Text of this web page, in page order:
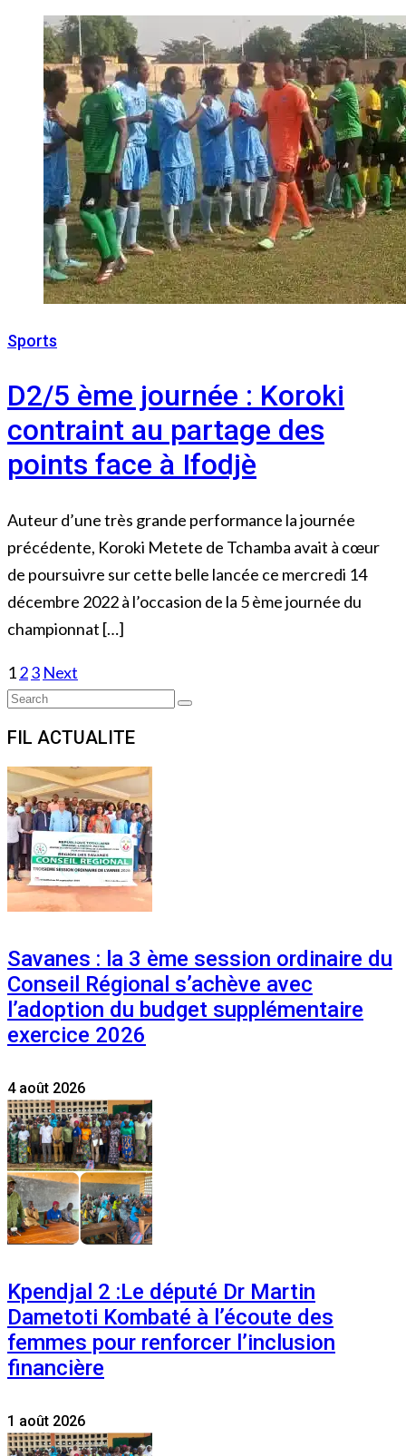
Sports
D2/5 ème journée : Koroki
contraint au partage des
points face à Ifodjè
Auteur d’une très grande performance la journée
précédente, Koroki Metete de Tchamba avait à cœur
de poursuivre sur cette belle lancée ce mercredi 14
décembre 2022 à l’occasion de la 5 ème journée du
championnat […]
Posts
navigation
123 Next
Search
Search
FIL ACTUALITE
Savanes : la 3 ème session ordinaire du
Conseil Régional s’achève avec
l’adoption du budget supplémentaire
exercice 2026
4 août 2026
Kpendjal 2 :Le député Dr Martin
Dametoti Kombaté à l’écoute des
femmes pour renforcer l’inclusion
financière
1 août 2026